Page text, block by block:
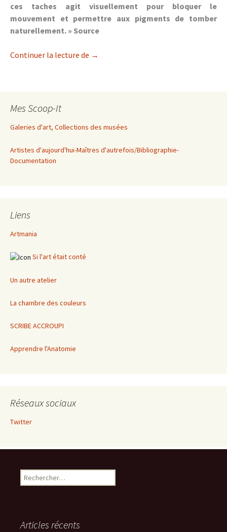
ces taches agit visuellement pour bloquer le
mouvement et permettre aux pigments de tomber
naturellement. » Source
Continuer la lecture de Techniques de peinture chinoises et
→
Mes Scoop-It
Galeries d'art, Collections des musées
Artistes d'aujourd'hui-Maîtres d'autrefois/Bibliographie-
Documentation
Liens
Artmania
Si l'art était conté
Un autre atelier
La chambre des couleurs
SCRIBE ACCROUPI
Apprendre l'Anatomie
Réseaux sociaux
Twitter
Rechercher :
Articles récents